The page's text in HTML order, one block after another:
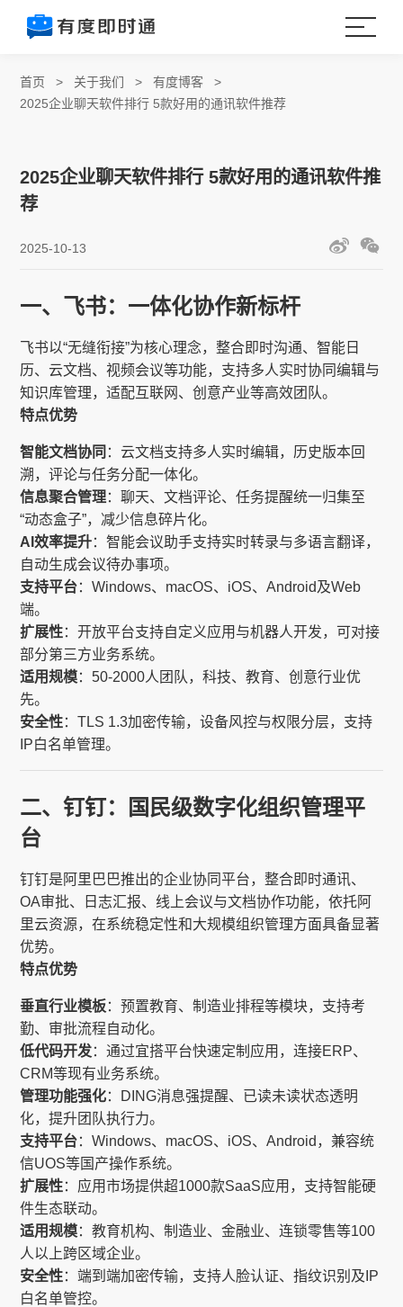
首页 > 关于我们 >有度博客 >
2025企业聊天软件排行 5款好用的通讯软件推荐
2025企业聊天软件排行 5款好用的通讯软件推
荐
2025-10-13
一、飞书：一体化协作新标杆
飞书以“无缝衔接”为核心理念，整合即时沟通、智能日
历、云文档、视频会议等功能，支持多人实时协同编辑与
知识库管理，适配互联网、创意产业等高效团队。
特点优势
智能文档协同 ：云文档支持多人实时编辑，历史版本回
溯，评论与任务分配一体化。
信息聚合管理：聊天、文档评论、任务提醒统一归集至
“动态盒子”，减少信息碎片化。
AI效率提升：智能会议助手支持实时转录与多语言翻译，
自动生成会议待办事项。
支持平台：Windows、macOS、iOS、Android及Web
端。
扩展性：开放平台支持自定义应用与机器人开发，可对接
部分第三方业务系统。
适用规模：50-2000人团队，科技、教育、创意行业优
先。
安全性：TLS 1.3加密传输，设备风控与权限分层，支持
IP白名单管理。
二、钉钉：国民级数字化组织管理平
台
钉钉是阿里巴巴推出的企业协同平台，整合即时通讯、
OA审批、日志汇报、线上会议与文档协作功能，依托阿
里云资源，在系统稳定性和大规模组织管理方面具备显著
优势。
特点优势
垂直行业模板：预置教育、制造业排程等模块，支持考
勤、审批流程自动化。
低代码开发：通过宜搭平台快速定制应用，连接ERP、
CRM等现有业务系统。
管理功能强化：DING消息强提醒、已读未读状态透明
化，提升团队执行力。
支持平台：Windows、macOS、iOS、Android，兼容统
信UOS等国产操作系统。
扩展性：应用市场提供超1000款SaaS应用，支持智能硬
件生态联动。
适用规模：教育机构、制造业、金融业、连锁零售等100
人以上跨区域企业。
安全性：端到端加密传输，支持人脸认证、指纹识别及IP
白名单管控。